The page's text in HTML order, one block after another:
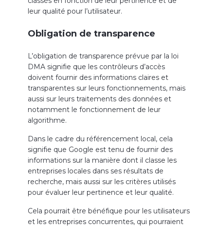
leur qualité pour l’utilisateur.
Obligation de transparence
L’obligation de transparence prévue par la loi
DMA signifie que les contrôleurs d’accès
doivent fournir des informations claires et
transparentes sur leurs fonctionnements, mais
aussi sur leurs traitements des données et
notamment le fonctionnement de leur
algorithme.
Dans le cadre du référencement local, cela
signifie que Google est tenu de fournir des
informations sur la manière dont il classe les
entreprises locales dans ses résultats de
recherche, mais aussi sur les critères utilisés
pour évaluer leur pertinence et leur qualité.
Cela pourrait être bénéfique pour les utilisateurs
et les entreprises concurrentes, qui pourraient